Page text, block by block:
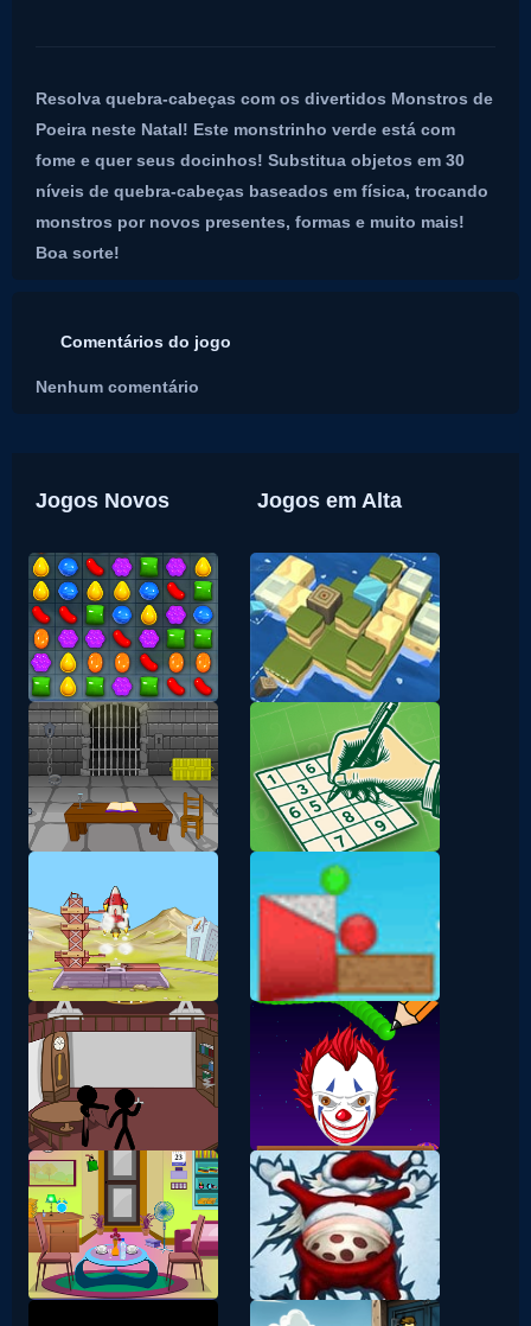
Resolva quebra-cabeças com os divertidos Monstros de
Poeira neste Natal! Este monstrinho verde está com
fome e quer seus docinhos! Substitua objetos em 30
níveis de quebra-cabeças baseados em física, trocando
monstros por novos presentes, formas e muito mais!
Boa sorte!
Comentários do jogo
Nenhum comentário
Jogos Novos Jogos em Alta